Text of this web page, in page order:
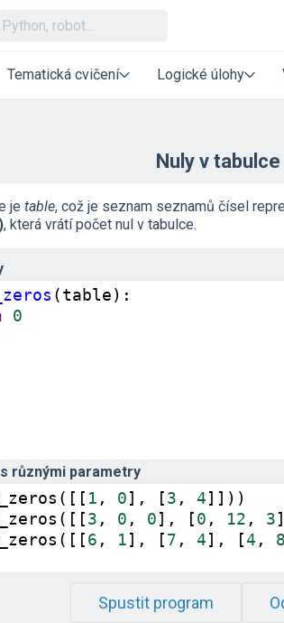
Tematická cvičení Logické úlohy
Nuly v tabulce
je table, což je seznam seznamů čísel
, která vrátí počet nul v tabulce.
(table):
0
s různými parametry
([[ 1 , 0], [3 , 4]]))
([[3 , 0 , 0], [0 , 12 , 3
([[6 , 1], [7 , 4], [4 , 8
Spustit program